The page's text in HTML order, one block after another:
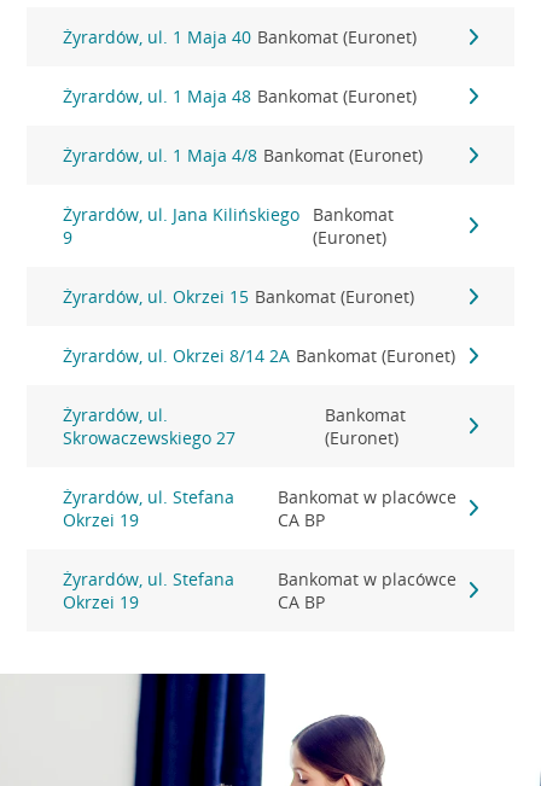
Żyrardów, ul. 1 Maja 40 Bankomat (Euronet)
Żyrardów, ul. 1 Maja 48 Bankomat (Euronet)
Żyrardów, ul. 1 Maja 4/8 Bankomat (Euronet)
Żyrardów, ul. Jana Kilińskiego
9
Bankomat
(Euronet)
Żyrardów, ul. Okrzei 15 Bankomat (Euronet)
Żyrardów, ul. Okrzei 8/14 2A Bankomat (Euronet)
Żyrardów, ul.
Skrowaczewskiego 27
Bankomat
(Euronet)
Żyrardów, ul. Stefana
Okrzei 19
Bankomat w placówce
CA BP
Żyrardów, ul. Stefana
Okrzei 19
Bankomat w placówce
CA BP